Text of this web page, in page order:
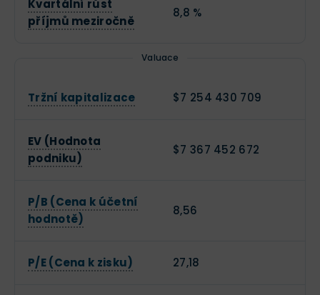
Kvartální růst
příjmů meziročně
8,8 %
Valuace
Tržní kapitalizace $7 254 430 709
EV (Hodnota
podniku)
$7 367 452 672
P/B (Cena k účetní
hodnotě)
8,56
P/E (Cena k zisku) 27,18